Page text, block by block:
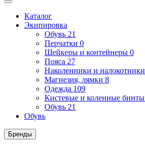
Каталог
Экипировка
Обувь 21
Перчатки 0
Шейкеры и контейнеры 0
Пояса 27
Наколенники и налокотники
Магнезия, лямки 8
Одежда 109
Кистевые и коленные бинты
Обувь 21
Обувь
Бренды